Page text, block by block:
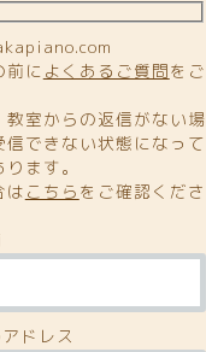
前に よくあるご質問をご
教室からの返信がない場
信できない状態になって
ます。
は こちら をご確認くださ
ドレス